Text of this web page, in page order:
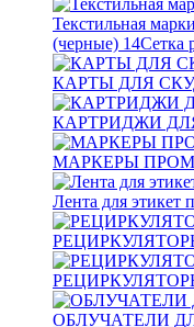
Текстильная
(черные) 14Сетка
КАРТЫ ДЛЯ
КАРТРИДЖИ
МАРКЕРЫ
Лента для этикет
ОБЛУЧАТЕЛИ